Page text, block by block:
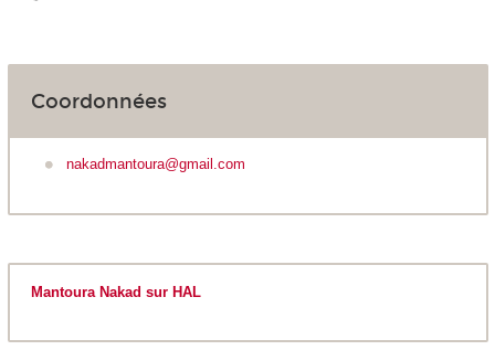
Coordonnées
nakadmantoura@gmail.com
Mantoura Nakad sur HAL